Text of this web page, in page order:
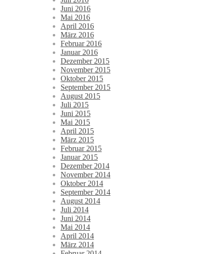
Juni 2016
Mai 2016
April 2016
März 2016
Februar 2016
Januar 2016
Dezember 2015
November 2015
Oktober 2015
September 2015
August 2015
Juli 2015
Juni 2015
Mai 2015
April 2015
März 2015
Februar 2015
Januar 2015
Dezember 2014
November 2014
Oktober 2014
September 2014
August 2014
Juli 2014
Juni 2014
Mai 2014
April 2014
März 2014